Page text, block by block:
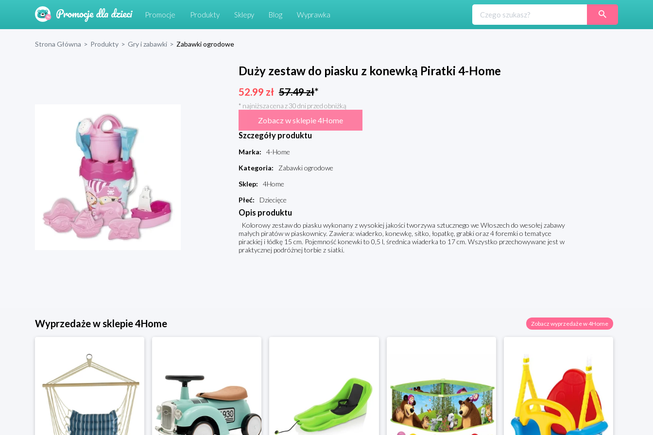
Promocje Produkty Sklepy Blog Wyprawka
Strona Główna > Produkty > Gry i zabawki > Zabawki ogrodowe
Duży zestaw do piasku z konewką Piratki 4-Home
52.99 zł 57.49zł*
* najniższa cena z 30 dni przed obniżką
Zobacz w sklepie 4Home
Szczegóły produktu
Marka:
4-Home
Kategoria:
Zabawki ogrodowe
Sklep:
4Home
Płeć: Dziecięce
Opis produktu
Kolorowy zestaw do piasku wykonany z wysokiej jakości tworzywa sztucznego we Włoszech do wesołej zabawy
małych piratów w piaskownicy. Zawiera: wiaderko, konewkę, sitko, łopatkę, grabki oraz 4 foremki o tematyce
pirackiej i łódkę 15 cm. Pojemność konewki to 0,5 l, średnica wiaderka to 17 cm. Wszystko przechowywane jest w
praktycznej podróżnej torbie z siatki.
Wyprzedaże w sklepie 4Home Zobacz wyprzedaże w 4Home